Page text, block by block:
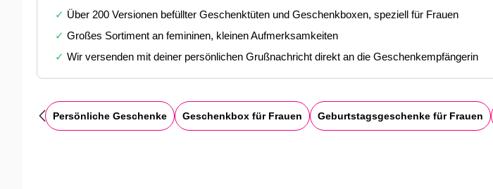
✓ Über 200 Versionen befüllter Geschenktüten und Geschenkboxen, speziell für Frauen
✓ Großes Sortiment an femininen, kleinen Aufmerksamkeiten
✓ Wir versenden mit deiner persönlichen Grußnachricht direkt an die Geschenkempfängerin
Persönliche Geschenke Geschenkbox für Frauen Geburtstagsgeschenke für Frauen